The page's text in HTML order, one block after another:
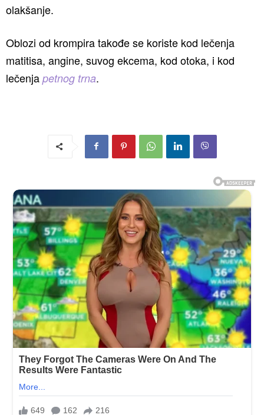
olakšanje.
Oblozi od krompira takođe se koriste kod lečenja
matitisa, angine, suvog ekcema, kod otoka, i kod
lečenja petnog trna.